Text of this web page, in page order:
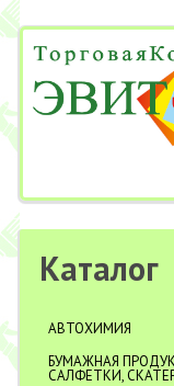
Каталог
АВТОХИМИЯ
БУМАЖНАЯ
САЛФЕТКИ,